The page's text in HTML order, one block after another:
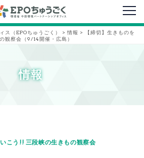
メニ
ス（EPOちゅうごく） > 情報 >
【締切】生きものを
観察会（9/14開催・広島）
情報
こう!! 三段峡の生きもの観察会